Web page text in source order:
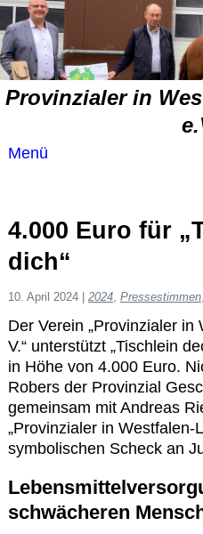
Provinzialer in
Menü
Service
Spendenvorschlag
Spendenübersicht
Kontakt
4.000 Euro für
dich“
10. April 2024 | 2024 Pressestimmen
Der Verein „Provinzialer
V.“ unterstützt „Tischlein
in Höhe von 4.000 Euro.
Robers der Provinzial
gemeinsam mit Andreas
„Provinzialer in Westfalen-
symbolischen Scheck an
schwächeren